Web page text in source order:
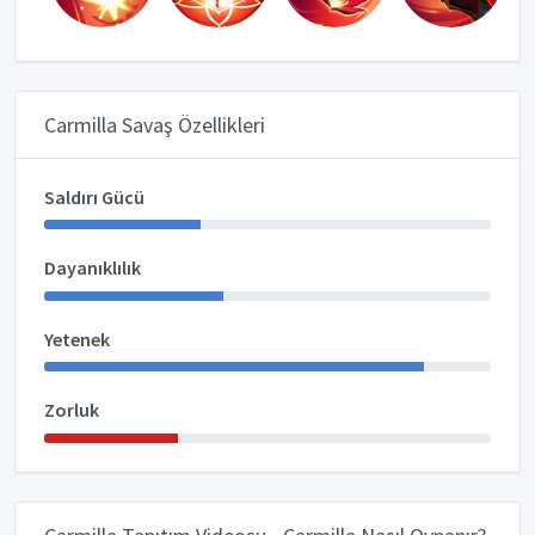
Carmilla Savaş Özellikleri
Saldırı Gücü
Dayanıklılık
Yetenek
Zorluk